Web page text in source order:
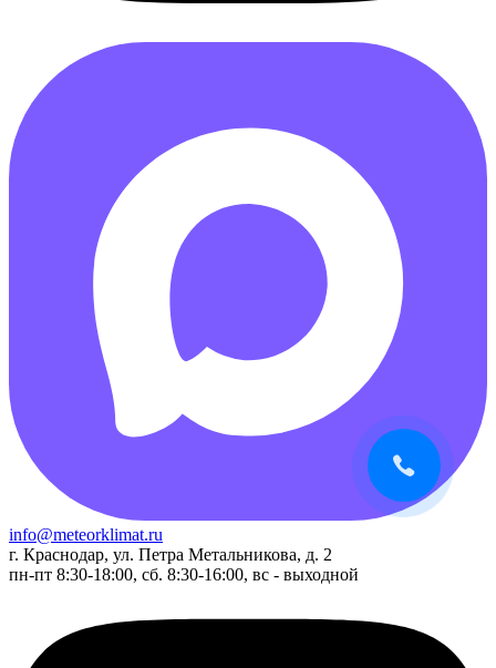
info@meteorklimat.ru
г. Краснодар, ул. Петра Метальникова, д. 2
пн-пт 8:30-18:00, сб. 8:30-16:00, вс - выходной